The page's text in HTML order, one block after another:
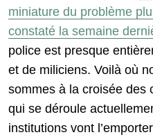
miniature du problème
constaté la semaine
police est presque
et de miliciens. Voilà où
sommes à la croisée des
qui se déroule
institutions vont